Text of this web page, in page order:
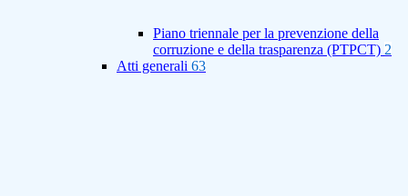
Piano triennale per la prevenzione della
corruzione e della trasparenza (PTPCT) 2
Atti generali 63